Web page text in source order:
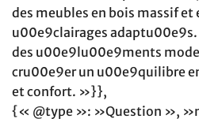
des meubles en bois massif
u00e9clairages
des u00e9lu00e9ments
cru00e9er un u00e9quilibre
et confort. »}},
{« @type »: »Question »,